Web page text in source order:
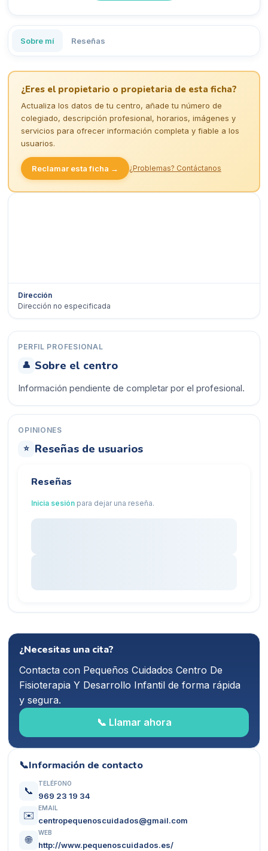
Sobre mí Reseñas
¿Eres el propietario o propietaria de esta ficha?
Actualiza los datos de tu centro, añade tu número de
colegiado, descripción profesional, horarios, imágenes y
servicios para ofrecer información completa y fiable a los
usuarios.
Reclamar esta ficha → ¿Problemas? Contáctanos
Dirección
Dirección no especificada
PERFIL PROFESIONAL
👤 Sobre el centro
Información pendiente de completar por el profesional.
OPINIONES
⭐ Reseñas de usuarios
Reseñas
Inicia sesión para dejar una reseña.
¿Necesitas una cita?
Contacta con Pequeños Cuidados Centro De
Fisioterapia Y Desarrollo Infantil de forma rápida
y segura.
📞 Llamar ahora
📞Información de contacto
📞
TELÉFONO
969 23 19 34
✉️
EMAIL
centropequenoscuidados@gmail.com
🌐
WEB
http://www.pequenoscuidados.es/